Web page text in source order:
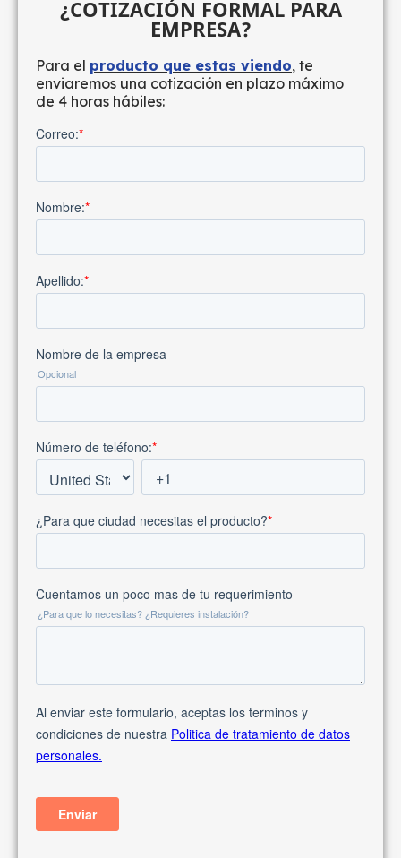
¿COTIZACIÓN FORMAL PARA
EMPRESA?
Para el producto que estas viendo, te
enviaremos una cotización en plazo máximo
de 4 horas hábiles: